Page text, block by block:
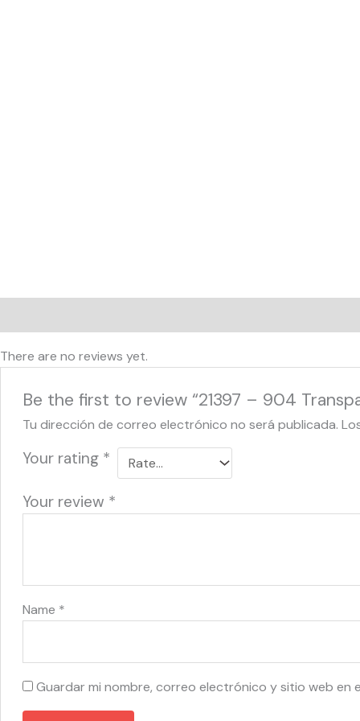
There are no reviews yet.
Be the first to review “21397 – 904
Tu dirección de correo electrónico no será publicada.
Your rating *
Your review *
Name *
Guardar mi nombre, correo electrónico y sitio web en